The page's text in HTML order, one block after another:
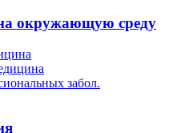
окружающую среду
забол.